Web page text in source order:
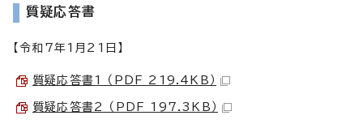
質疑応答書
【令和7年1月21日】
質疑応答書1 （PDF 219.4KB）
質疑応答書2 （PDF 197.3KB）